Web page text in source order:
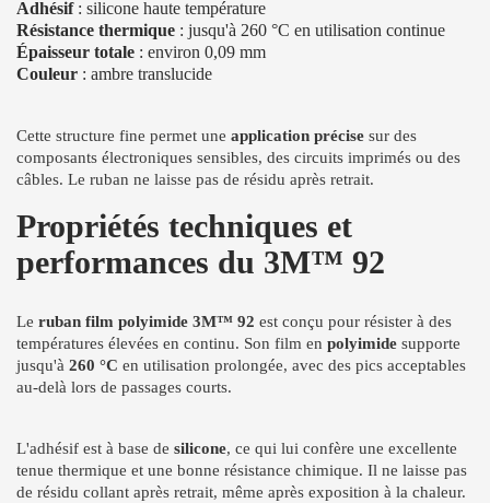
Adhésif: silicone haute température
Résistance thermique : jusqu'à 260 °C en utilisation continue
Épaisseur totale : environ 0,09 mm
Couleur : ambre translucide
Cette structure fine permet une application précise sur des
composants électroniques sensibles, des circuits imprimés ou des
câbles. Le ruban ne laisse pas de résidu après retrait.
Propriétés techniques et
performances du 3M™ 92
Le ruban film polyimide 3M™ 92 est conçu pour résister à des
températures élevées en continu. Son film en polyimide supporte
jusqu'à 260 °C en utilisation prolongée, avec des pics acceptables
au-delà lors de passages courts.
L'adhésif est à base de silicone, ce qui lui confère une excellente
tenue thermique et une bonne résistance chimique. Il ne laisse pas
de résidu collant après retrait, même après exposition à la chaleur.